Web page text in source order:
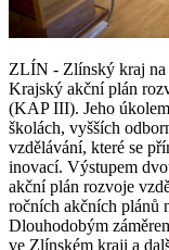
ZLÍN - Zlínský kraj na
Krajský akční plán
(KAP III). Jeho
školách, vyšších
vzdělávání, které se
inovací. Výstupem
akční plán rozvoje
ročních akčních plánů
Dlouhodobým
ve Zlínském kraji a